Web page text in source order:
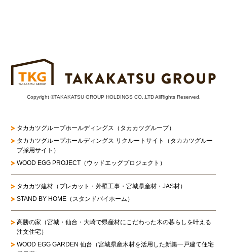
Copyright ©TAKAKATSU GROUP HOLDINGS CO.,LTD AllRights Reserved.
タカカツグループホールディングス（タカカツグループ）
タカカツグループホールディングス リクルートサイト
（タカカツグルー
プ採用サイト）
WOOD EGG PROJECT（ウッドエッグプロジェクト）
タカカツ建材（プレカット・外壁工事・宮城県産材・JAS材）
STAND BY HOME（スタンドバイホーム）
高勝の家 （宮城・仙台・大崎で県産材にこだわった木の暮らしを叶える
注文住宅）
WOOD EGG GARDEN 仙台（宮城県産木材を活用した新築一戸建て住宅